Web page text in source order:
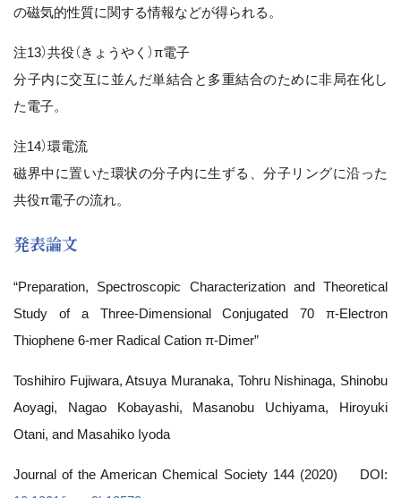
の磁気的性質に関する情報などが得られる。
注13）共役（きょうやく）π電子
分子内に交互に並んだ単結合と多重結合のために非局在化し
た電子。
注14）環電流
磁界中に置いた環状の分子内に生ずる、分子リングに沿った
共役π電子の流れ。
発表論文
“Preparation, Spectroscopic Characterization and Theoretical
Study of a Three-Dimensional Conjugated 70 π‑Electron
Thiophene 6‑mer Radical Cation π‑Dimer”
Toshihiro Fujiwara, Atsuya Muranaka, Tohru Nishinaga, Shinobu
Aoyagi, Nagao Kobayashi, Masanobu Uchiyama, Hiroyuki
Otani, and Masahiko Iyoda
Journal of the American Chemical Society 144 (2020) DOI: